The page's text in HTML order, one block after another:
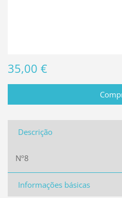
35,00 €
Descrição
Nº8
Informações básicas